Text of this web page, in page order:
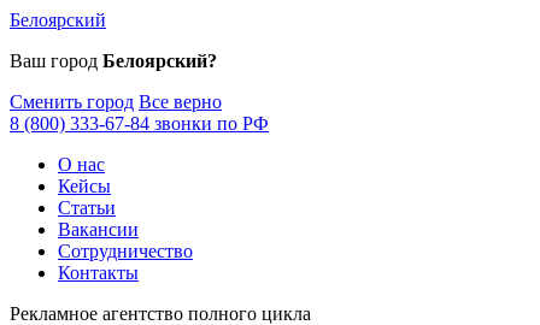
Белоярский
Ваш город Белоярский?
Сменить город Все верно
8 (800) 333-67-84 звонки по РФ
О нас
Кейсы
Статьи
Вакансии
Сотрудничество
Контакты
Рекламное агентство полного цикла